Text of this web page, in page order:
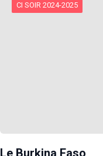
CI SOIR 2024-2025